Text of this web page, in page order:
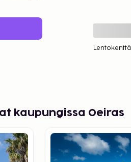
Lentokenttä
kaupungissa Oeiras